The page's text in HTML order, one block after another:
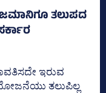
ತಲುಪದ
ಇರುವ
ತಲುಪಿಲ್ಲ